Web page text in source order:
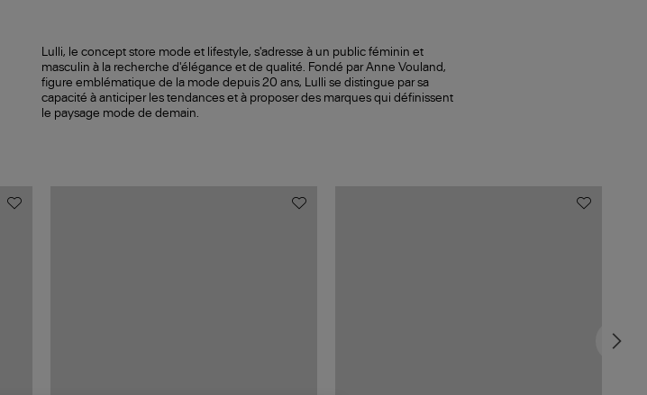
Lulli, le concept store mode et lifestyle, s'adresse à un public féminin et
masculin à la recherche d'élégance et de qualité. Fondé par Anne Vouland,
figure emblématique de la mode depuis 20 ans, Lulli se distingue par sa
capacité à anticiper les tendances et à proposer des marques qui définissent
le paysage mode de demain.